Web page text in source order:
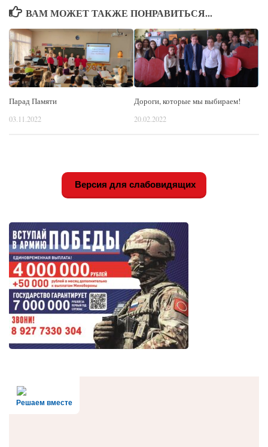
ВАМ МОЖЕТ ТАКЖЕ ПОНРАВИТЬСЯ...
Парад Памяти
03.11.2022
Дороги, которые мы выбираем!
20.02.2022
Версия для слабовидящих
Решаем вместе